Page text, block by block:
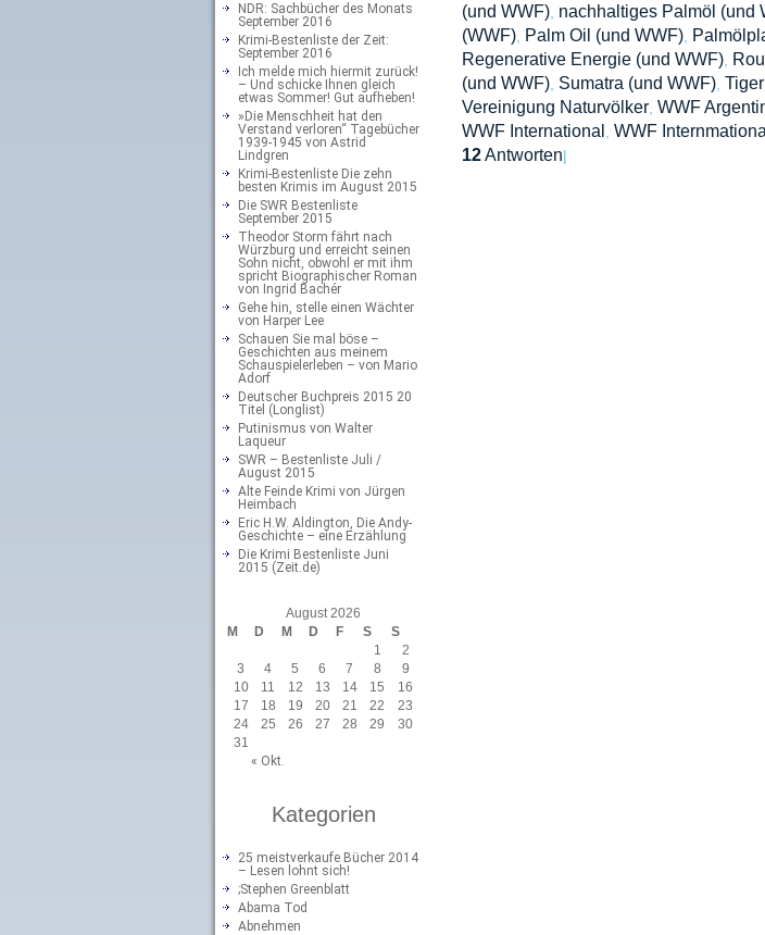
NDR: Sachbücher des Monats
September 2016
Krimi-Bestenliste der Zeit:
September 2016
Ich melde mich hiermit zurück!
– Und schicke Ihnen gleich
etwas Sommer! Gut aufheben!
»Die Menschheit hat den
Verstand verloren“ Tagebücher
1939-1945 von Astrid
Lindgren
Krimi-Bestenliste Die zehn
besten Krimis im August 2015
Die SWR Bestenliste
September 2015
Theodor Storm fährt nach
Würzburg und erreicht seinen
Sohn nicht, obwohl er mit ihm
spricht Biographischer Roman
von Ingrid Bachér
Gehe hin, stelle einen Wächter
von Harper Lee
Schauen Sie mal böse –
Geschichten aus meinem
Schauspielerleben – von Mario
Adorf
Deutscher Buchpreis 2015 20
Titel (Longlist)
Putinismus von Walter
Laqueur
SWR – Bestenliste Juli /
August 2015
Alte Feinde Krimi von Jürgen
Heimbach
Eric H.W. Aldington, Die Andy-
Geschichte – eine Erzählung
Die Krimi Bestenliste Juni
2015 (Zeit.de)
August 2026
M
D M D F S S
« Okt.
1
2
3
4 5 6 7 8
9
10
11 12 13 14 15
16
17
18 19 20 21 22
23
24
25 26 27 28 29
30
31
Kategorien
25 meistverkaufe Bücher 2014
– Lesen lohnt sich!
;Stephen Greenblatt
Abama Tod
Abnehmen
(und WWF), nachhaltiges Palmöl (und
(WWF), Palm Oil (und WWF),
Regenerative Energie (und WWF),
(und WWF), Sumatra (und WWF),
Vereinigung Naturvölker, WWF
WWF International WWF Internmational
12Antworten|